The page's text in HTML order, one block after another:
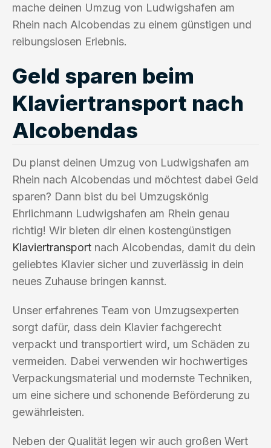
mache deinen Umzug von Ludwigshafen am
Rhein nach Alcobendas zu einem günstigen und
reibungslosen Erlebnis.
Geld sparen beim
Klaviertransport nach
Alcobendas
Du planst deinen Umzug von Ludwigshafen am
Rhein nach Alcobendas und möchtest dabei Geld
sparen? Dann bist du bei Umzugskönig
Ehrlichmann Ludwigshafen am Rhein genau
richtig! Wir bieten dir einen kostengünstigen
Klaviertransport nach Alcobendas, damit du dein
geliebtes Klavier sicher und zuverlässig in dein
neues Zuhause bringen kannst.
Unser erfahrenes Team von Umzugsexperten
sorgt dafür, dass dein Klavier fachgerecht
verpackt und transportiert wird, um Schäden zu
vermeiden. Dabei verwenden wir hochwertiges
Verpackungsmaterial und modernste Techniken,
um eine sichere und schonende Beförderung zu
gewährleisten.
Neben der Qualität legen wir auch großen Wert